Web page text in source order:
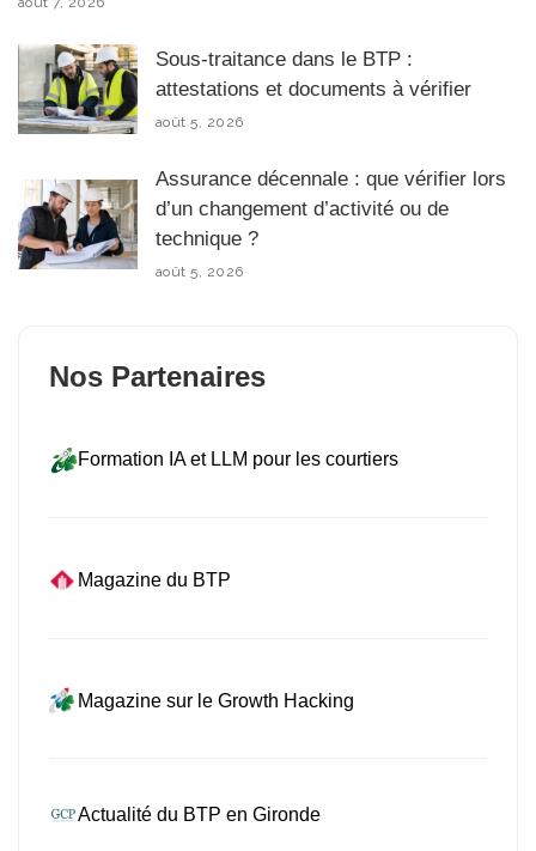
Sous-traitance dans le BTP :
attestations et documents à vérifier
août 5, 2026
Assurance décennale : que vérifier lors
d’un changement d’activité ou de
technique ?
août 5, 2026
Nos Partenaires
Formation IA et LLM pour les courtiers
Magazine du BTP
Magazine sur le Growth Hacking
Actualité du BTP en Gironde